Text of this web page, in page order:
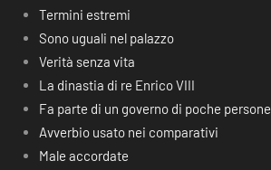
Termini estremi
Sono uguali nel palazzo
Verità senza vita
La dinastia di re Enrico VIII
Fa parte di un governo di poche persone
Avverbio usato nei comparativi
Male accordate